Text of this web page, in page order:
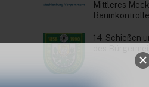
Mittleres
14. Schießen
des